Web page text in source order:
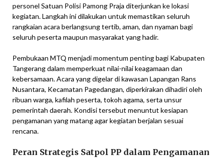
personel Satuan Polisi Pamong Praja diterjunkan ke lokasi
kegiatan. Langkah ini dilakukan untuk memastikan seluruh
rangkaian acara berlangsung tertib, aman, dan nyaman bagi
seluruh peserta maupun masyarakat yang hadir.
Pembukaan MTQ menjadi momentum penting bagi Kabupaten
Tangerang dalam memperkuat nilai-nilai keagamaan dan
kebersamaan. Acara yang digelar di kawasan Lapangan Rans
Nusantara, Kecamatan Pagedangan, diperkirakan dihadiri oleh
ribuan warga, kafilah peserta, tokoh agama, serta unsur
pemerintah daerah. Kondisi tersebut menuntut kesiapan
pengamanan yang matang agar kegiatan berjalan sesuai
rencana.
Peran Strategis Satpol PP dalam Pengamanan